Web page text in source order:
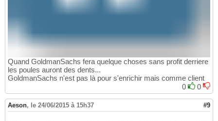
Quand GoldmanSachs fera quelque choses sans profit derriere
les poules auront des dents...
GoldmanSachs n'est pas là pour s'enrichir mais comme client
0
0
Aeson, le 24/06/2015 à 15h37 #9